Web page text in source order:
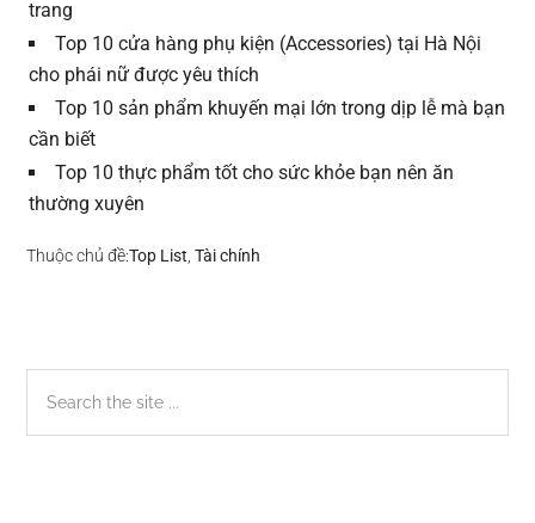
trang
Top 10 cửa hàng phụ kiện (Accessories) tại Hà Nội
cho phái nữ được yêu thích
Top 10 sản phẩm khuyến mại lớn trong dịp lễ mà bạn
cần biết
Top 10 thực phẩm tốt cho sức khỏe bạn nên ăn
thường xuyên
Thuộc chủ đề:Top List ,Tài chính
Sidebar
chính
the